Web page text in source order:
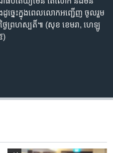
ច្នេះ​ក្នុងពេល​លោក​អញ្ជើញ ចូលរួម​
ថ្ងៃព្រហស្បតិ៍៕ (សុខ ខេមរា, ហេឡូ​
)